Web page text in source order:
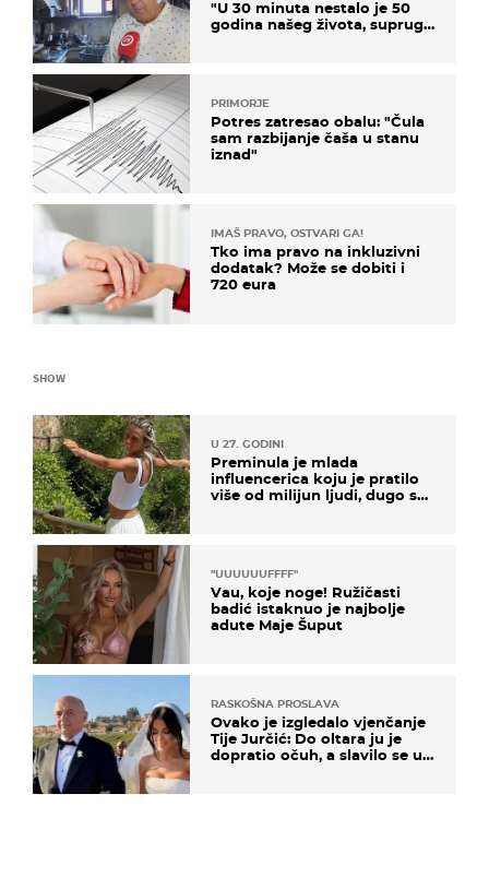
"U 30 minuta nestalo je 50
godina našeg života, supruga
PRIMORJE
Potres zatresao obalu: "Čula
sam razbijanje čaša u stanu
iznad"
IMAŠ PRAVO, OSTVARI GA!
Tko ima pravo na inkluzivni
dodatak? Može se dobiti i
720 eura
SHOW
U 27. GODINI
Preminula je mlada
influencerica koju je pratilo
više od milijun ljudi, dugo se
"UUUUUUFFFF"
Vau, koje noge! Ružičasti
badić istaknuo je najbolje
adute Maje Šuput
RASKOŠNA PROSLAVA
Ovako je izgledalo vjenčanje
Tije Jurčić: Do oltara ju je
dopratio očuh, a slavilo se uz